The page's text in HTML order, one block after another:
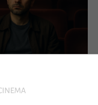
manca una